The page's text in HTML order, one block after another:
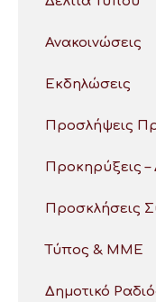
Ανακοινώσεις
Εκδηλώσεις
Προσλήψεις
Προκηρύξεις –
Προσκλήσεις
Τύπος & ΜΜΕ
Δημοτικό